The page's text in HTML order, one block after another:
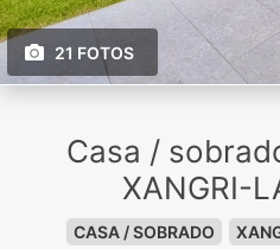
21 FOTOS
Casa /
XANGRI-
CASA / SOBRADO